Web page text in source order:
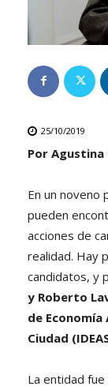
25/10/2019
Por
En un noveno
pueden
acciones de
realidad. Hay
candidatos, y
y Roberto
de
Ciudad
La entidad